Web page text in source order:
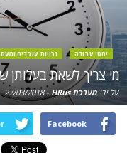
יחסי עבודה זכויות עובדים
מי צריך לשאת בעלותן
על ידי מערכת HRus -
27/03/2018
Facebook